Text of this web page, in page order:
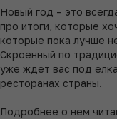
Новый год – это
про итоги, которые
которые пока лучше
Скроенный по
уже ждет вас под
ресторанах страны.
Подробнее о нем